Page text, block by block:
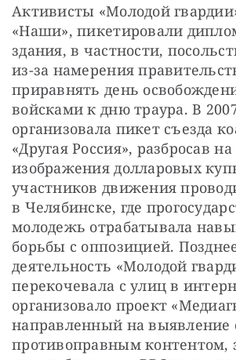
Активисты «Молодой
«Наши», пикетировали
здания, в частности,
из-за намерения
приравнять день
войсками к дню траура. В
организовала пикет съезда
«Другая Россия», разбросав
изображения долларовых
участников движения
в Челябинске, где
молодежь отрабатывала
борьбы с оппозицией.
деятельность «Молодой
перекочевала с улиц в
организовало проект
направленный на выявление
противоправным контентом,